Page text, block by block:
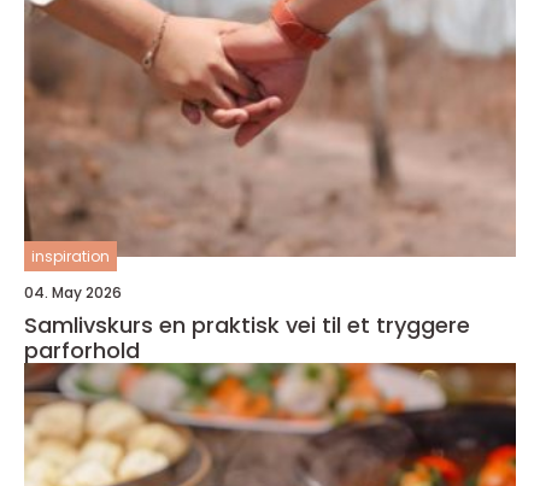
inspiration
04. May 2026
Samlivskurs en praktisk vei til et tryggere
parforhold